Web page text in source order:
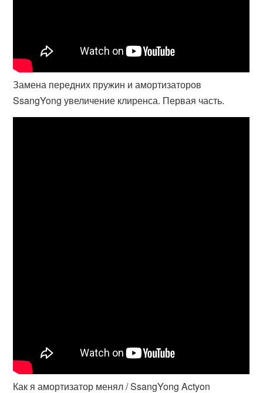
Замена передних пружин и амортизаторов
SsangYong увеличение клиренса. Первая часть.
Как я амортизатор менял / SsangYong Actyon